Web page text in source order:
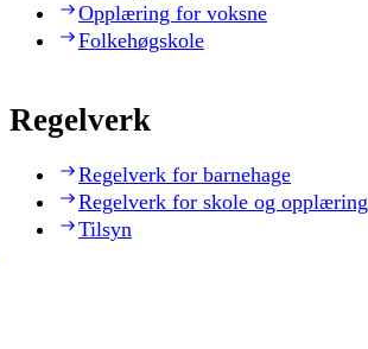
Opplæring for voksne
Folkehøgskole
Regelverk
Regelverk for barnehage
Regelverk for skole og opplæring
Tilsyn